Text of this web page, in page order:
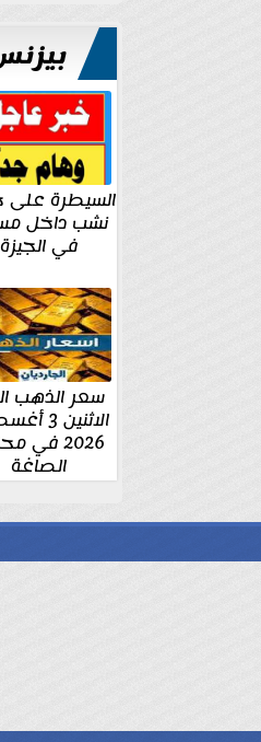
السيطرة على
نشب داخل
في الجيزة
سعر الذهب
الاثنين
2026 في
الصاغة